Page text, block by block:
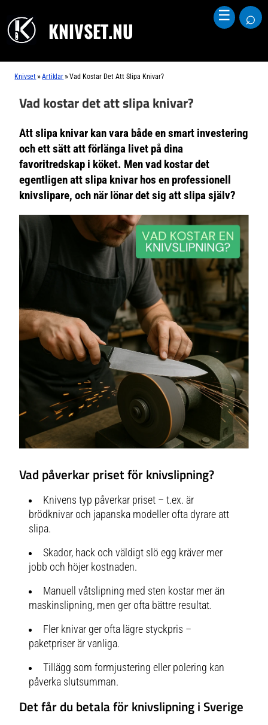
KNIVSET.NU
☰ ⌕
Knivset »Artiklar »Vad Kostar Det Att Slipa Knivar?
Vad kostar det att slipa knivar?
Att slipa knivar kan vara både en smart investering
och ett sätt att förlänga livet på dina
favoritredskap i köket. Men vad kostar det
egentligen att slipa knivar hos en professionell
knivslipare, och när lönar det sig att slipa själv?
Vad påverkar priset för knivslipning?
Knivens typ påverkar priset – t.ex. är
brödknivar och japanska modeller ofta dyrare att
slipa.
Skador, hack och väldigt slö egg kräver mer
jobb och höjer kostnaden.
Manuell våtslipning med sten kostar mer än
maskinslipning, men ger ofta bättre resultat.
Fler knivar ger ofta lägre styckpris –
paketpriser är vanliga.
Tillägg som formjustering eller polering kan
påverka slutsumman.
Det får du betala för knivslipning i Sverige